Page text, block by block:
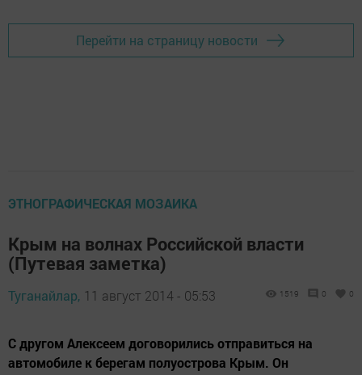
Перейти на страницу новости
ЭТНОГРАФИЧЕСКАЯ МОЗАИКА
Крым на волнах Российской власти
(Путевая заметка)
Туганайлар, 11 август 2014 - 05:53 1519 0 0
С другом Алексеем договорились отправиться на
автомобиле к берегам полуострова Крым. Он